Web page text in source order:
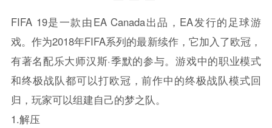
FIFA 19是一款由EA Canada出品，EA发行的足球游
戏。作为2018年FIFA系列的最新续作，它加入了欧冠，
有著名配乐大师汉斯·季默的参与。游戏中的职业模式
和终极战队都可以打欧冠，前作中的终极战队模式回
归，玩家可以组建自己的梦之队。
1.解压